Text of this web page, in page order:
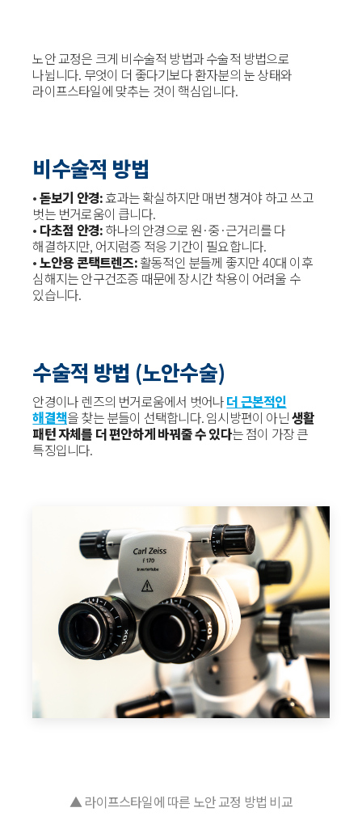
노안 교정은 크게 비수술적 방법과 수술적 방법으로
나뉩니다. 무엇이 더 좋다기보다 환자분의 눈 상태와
라이프스타일에 맞추는 것이 핵심입니다.
비수술적 방법
•돋보기 안경:효과는 확실하지만 매번 챙겨야 하고 쓰고
벗는 번거로움이 큽니다.
• 다초점 안경:하나의 안경으로 원·중·근거리를 다
해결하지만, 어지럼증 적응 기간이 필요합니다.
•노안용 콘택트렌즈:활동적인 분들께 좋지만 40대 이후
심해지는 안구건조증 때문에 장시간 착용이 어려울 수
있습니다.
수술적 방법 (노안수술)
안경이나 렌즈의 번거로움에서 벗어나더 근본적인
해결책을 찾는 분들이 선택합니다. 임시방편이 아닌생활
패턴 자체를 더 편안하게 바꿔줄 수 있다는 점이 가장 큰
특징입니다.
▲ 라이프스타일에 따른 노안 교정 방법 비교